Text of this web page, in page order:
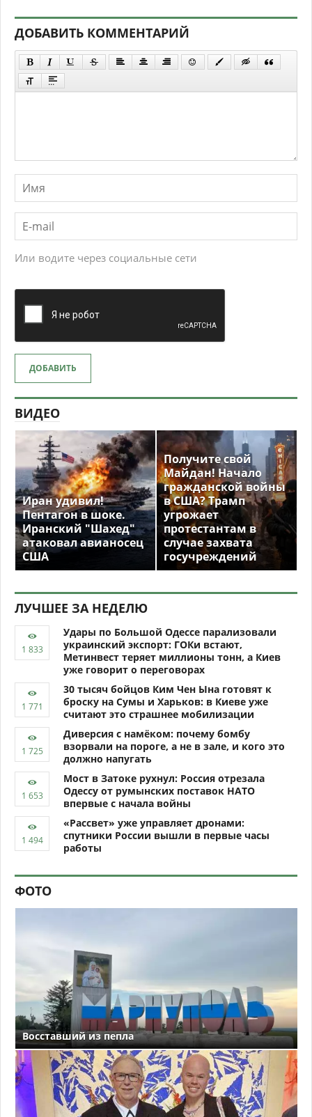
ДОБАВИТЬ КОММЕНТАРИЙ
Или водите через социальные сети
ДОБАВИТЬ
ВИДЕО
Иран удивил!
Пентагон в шоке.
Иранский "Шахед"
атаковал авианосец
США
Получите свой
Майдан! Начало
гражданской войны
в США? Трамп
угрожает
протестантам в
случае захвата
госучреждений
ЛУЧШЕЕ ЗА НЕДЕЛЮ
Удары по Большой Одессе парализовали
украинский экспорт: ГОКи встают,
Метинвест теряет миллионы тонн, а Киев
уже говорит о переговорах
30 тысяч бойцов Ким Чен Ына готовят к
броску на Сумы и Харьков: в Киеве уже
считают это страшнее мобилизации
Диверсия с намёком: почему бомбу
взорвали на пороге, а не в зале, и кого это
должно напугать
Мост в Затоке рухнул: Россия отрезала
Одессу от румынских поставок НАТО
впервые с начала войны
«Рассвет» уже управляет дронами:
спутники России вышли в первые часы
работы
ФОТО
Восставший из пепла